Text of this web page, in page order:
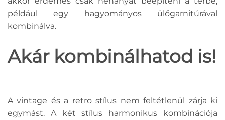
például egy hagyományos ülőgarnitúrával
kombinálva.
Akár kombinálhatod is!
A vintage és a retro stílus nem feltétlenül zárja ki
egymást. A két stílus harmonikus kombinációja